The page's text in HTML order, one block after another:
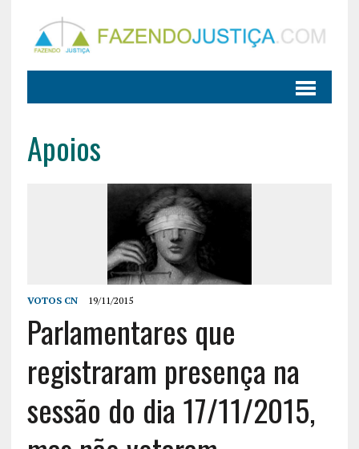
Apoios
VOTOS CN 19/11/2015
Parlamentares que
registraram presença na
sessão do dia 17/11/2015,